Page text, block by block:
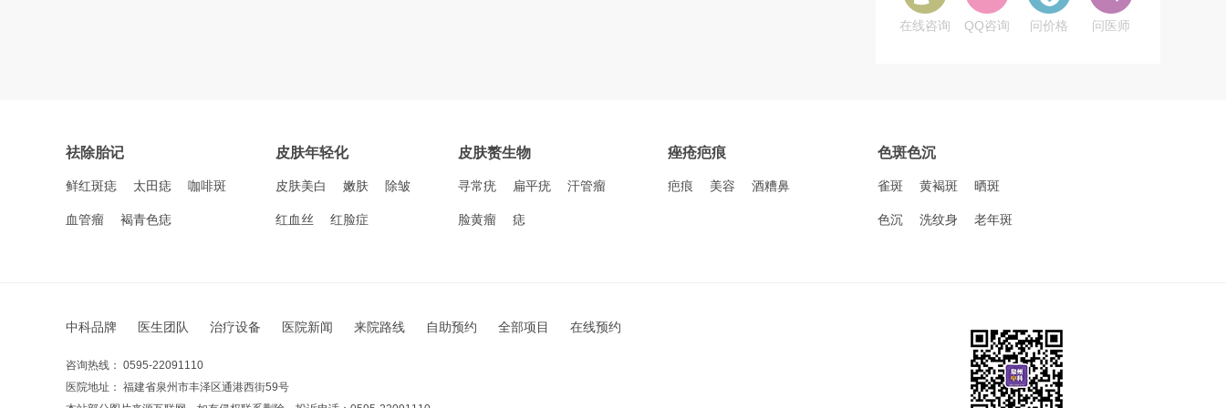
在线咨询 QQ咨询 问价格 问医师
祛除胎记
鲜红斑痣 太田痣 咖啡斑
血管瘤 褐青色痣
皮肤年轻化
皮肤美白 嫩肤 除皱
红血丝 红脸症
皮肤赘生物
寻常疣 扁平疣 汗管瘤
脸黄瘤 痣
痤疮疤痕
疤痕 美容 酒糟鼻
色斑色沉
雀斑 黄褐斑 晒斑
色沉 洗纹身 老年斑
中科品牌 医生团队 治疗设备 医院新闻 来院路线 自助预约 全部项目 在线预约
咨询热线： 0595-22091110
医院地址： 福建省泉州市丰泽区通港西街59号